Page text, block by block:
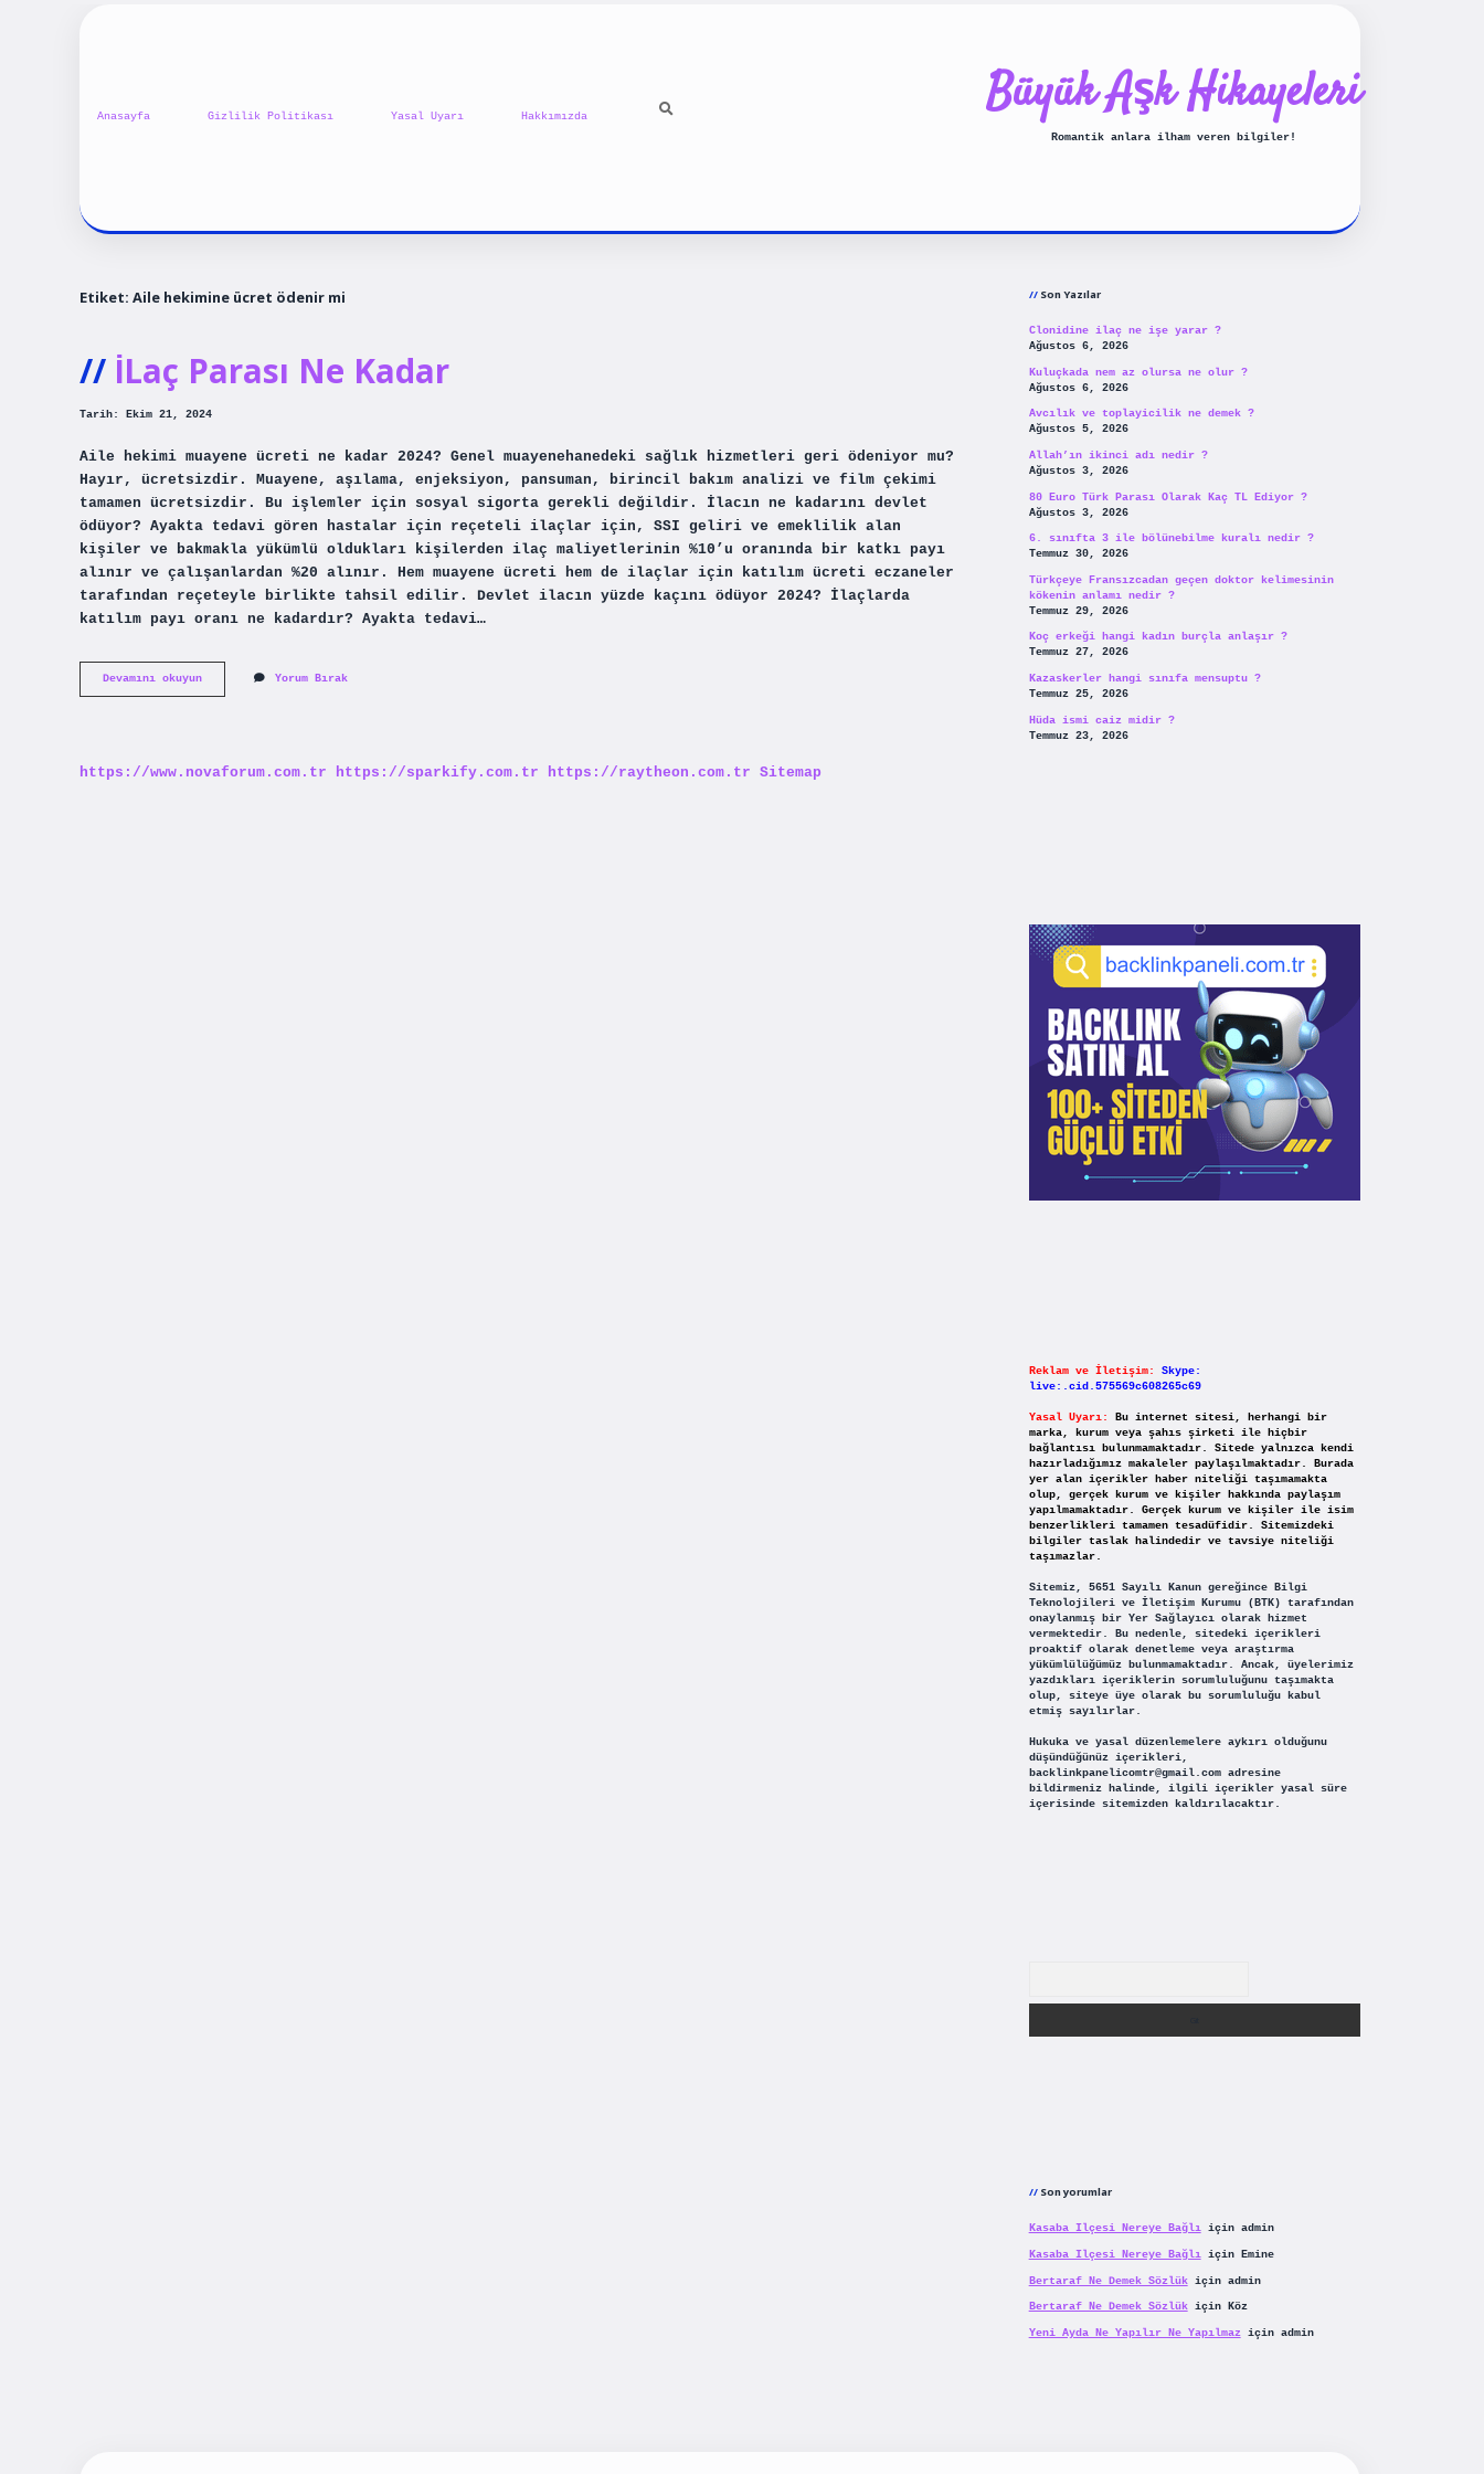
Anasayfa Gizlilik Politikası Yasal Uyarı Hakkımızda Büyük Aşk Hikayeleri
Romantik anlara ilham veren bilgiler!
Etiket: Aile hekimine ücret ödenir mi
İLaç Parası Ne Kadar
Tarih: Ekim 21, 2024
Aile hekimi muayene ücreti ne kadar 2024? Genel muayenehanedeki sağlık hizmetleri geri ödeniyor mu?
Hayır, ücretsizdir. Muayene, aşılama, enjeksiyon, pansuman, birincil bakım analizi ve film çekimi
tamamen ücretsizdir. Bu işlemler için sosyal sigorta gerekli değildir. İlacın ne kadarını devlet
ödüyor? Ayakta tedavi gören hastalar için reçeteli ilaçlar için, SSI geliri ve emeklilik alan
kişiler ve bakmakla yükümlü oldukları kişilerden ilaç maliyetlerinin %10’u oranında bir katkı payı
alınır ve çalışanlardan %20 alınır. Hem muayene ücreti hem de ilaçlar için katılım ücreti eczaneler
tarafından reçeteyle birlikte tahsil edilir. Devlet ilacın yüzde kaçını ödüyor 2024? İlaçlarda
katılım payı oranı ne kadardır? Ayakta tedavi…
Devamını okuyunİLaç
Parası
Yorum Bırak
https://www.novaforum.com.tr https://sparkify.com.tr https://raytheon.com.tr Sitemap
Son Yazılar
Clonidine ilaç ne işe yarar ?
Ağustos 6, 2026
Kuluçkada nem az olursa ne olur ?
Ağustos 6, 2026
Avcılık ve toplayicilik ne demek ?
Ağustos 5, 2026
Allah’ın ikinci adı nedir ?
Ağustos 3, 2026
80 Euro Türk Parası Olarak Kaç TL Ediyor ?
Ağustos 3, 2026
6. sınıfta 3 ile bölünebilme kuralı nedir ?
Temmuz 30, 2026
Türkçeye Fransızcadan geçen doktor kelimesinin
kökenin anlamı nedir ?
Temmuz 29, 2026
Koç erkeği hangi kadın burçla anlaşır ?
Temmuz 27, 2026
Kazaskerler hangi sınıfa mensuptu ?
Temmuz 25, 2026
Hüda ismi caiz midir ?
Temmuz 23, 2026
Reklam ve İletişim:
Skype:
live:.cid.575569c608265c69
Yasal Uyarı:
Bu internet sitesi, herhangi bir
marka, kurum veya şahıs şirketi ile hiçbir
bağlantısı bulunmamaktadır. Sitede yalnızca kendi
hazırladığımız makaleler paylaşılmaktadır. Burada
yer alan içerikler haber niteliği taşımamakta
olup, gerçek kurum ve kişiler hakkında paylaşım
yapılmamaktadır. Gerçek kurum ve kişiler ile isim
benzerlikleri tamamen tesadüfidir. Sitemizdeki
bilgiler taslak halindedir ve tavsiye niteliği
taşımazlar.
Sitemiz, 5651 Sayılı Kanun gereğince Bilgi
Teknolojileri ve İletişim Kurumu (BTK) tarafından
onaylanmış bir Yer Sağlayıcı olarak hizmet
vermektedir. Bu nedenle, sitedeki içerikleri
proaktif olarak denetleme veya araştırma
yükümlülüğümüz bulunmamaktadır. Ancak, üyelerimiz
yazdıkları içeriklerin sorumluluğunu taşımakta
olup, siteye üye olarak bu sorumluluğu kabul
etmiş sayılırlar.
Hukuka ve yasal düzenlemelere aykırı olduğunu
düşündüğünüz içerikleri,
backlinkpanelicomtr@gmail.comadresine
bildirmeniz halinde, ilgili içerikler yasal süre
içerisinde sitemizden kaldırılacaktır.
Son yorumlar
Kasaba Ilçesi Nereye Bağlıiçin admin
Kasaba Ilçesi Nereye Bağlıiçin Emine
Bertaraf Ne Demek Sözlükiçin admin
Bertaraf Ne Demek Sözlükiçin Köz
Yeni Ayda Ne Yapılır Ne Yapılmaziçin admin